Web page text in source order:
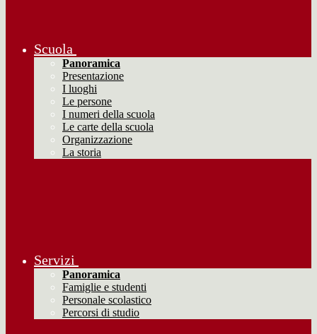
Scuola
Panoramica
Presentazione
I luoghi
Le persone
I numeri della scuola
Le carte della scuola
Organizzazione
La storia
Servizi
Panoramica
Famiglie e studenti
Personale scolastico
Percorsi di studio